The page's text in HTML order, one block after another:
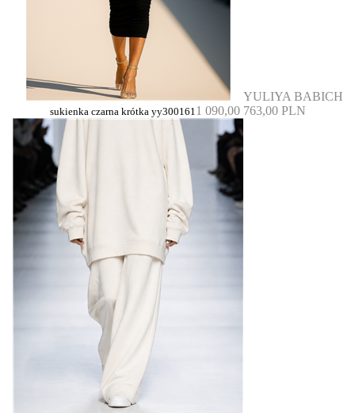
YULIYA BABICH
sukienka czarna krótka yy3001611 090,00 763,00 PLN